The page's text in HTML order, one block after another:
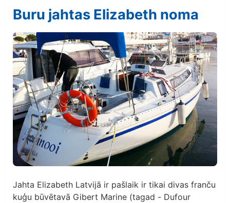
Buru jahtas Elizabeth noma
Jahta Elizabeth Latvijā ir pašlaik ir tikai divas franču
kuģu būvētavā Gibert Marine (tagad - Dufour